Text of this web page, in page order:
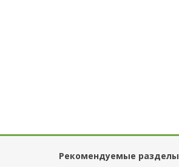
Рекомендуемые разделы